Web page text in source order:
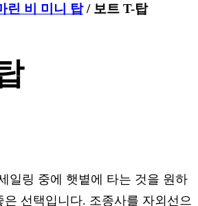
린 비 미니 탑/ 보트 T-탑
일링 중에 햇볕에 타는 것을 원하
은 선택입니다. 조종사를 자외선으